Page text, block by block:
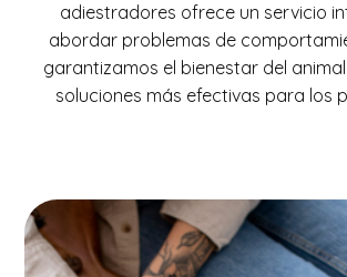
adiestradores ofrece un servicio
abordar problemas de
garantizamos el bienestar del
soluciones más efectivas para los